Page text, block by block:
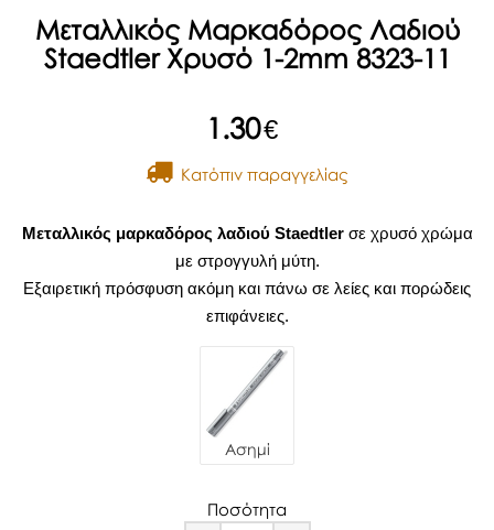
Μεταλλικός Μαρκαδόρος Λαδιού
Staedtler Χρυσό 1-2mm 8323-11
1.30€
Kατόπιν παραγγελίας
Μεταλλικός μαρκαδόρος λαδιού Staedtlerσε χρυσό χρώμα
με στρογγυλή μύτη.
Εξαιρετική πρόσφυση ακόμη και πάνω σε λείες και πορώδεις
επιφάνειες.
Ασημί
Ποσότητα